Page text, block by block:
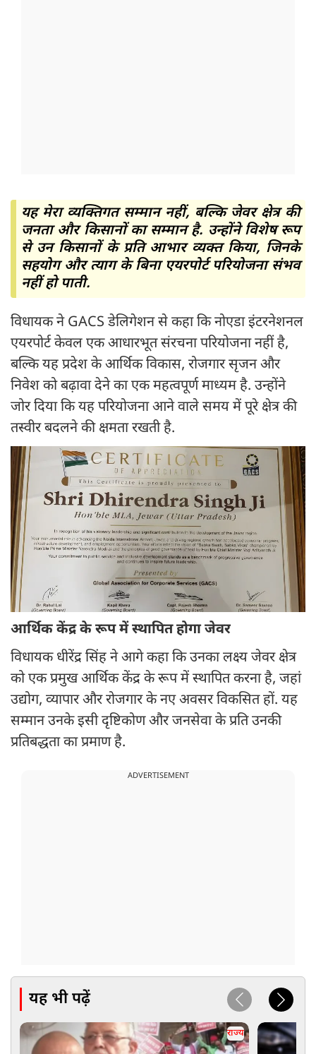
यह मेरा व्यक्तिगत सम्मान नहीं, बल्कि जेवर क्षेत्र की
जनता और किसानों का सम्मान है. उन्होंने विशेष रूप
से उन किसानों के प्रति आभार व्यक्त किया, जिनके
सहयोग और त्याग के बिना एयरपोर्ट परियोजना संभव
नहीं हो पाती.
विधायक ने GACS डेलिगेशन से कहा कि नोएडा इंटरनेशनल
एयरपोर्ट केवल एक आधारभूत संरचना परियोजना नहीं है,
बल्कि यह प्रदेश के आर्थिक विकास, रोजगार सृजन और
निवेश को बढ़ावा देने का एक महत्वपूर्ण माध्यम है. उन्होंने
जोर दिया कि यह परियोजना आने वाले समय में पूरे क्षेत्र की
तस्वीर बदलने की क्षमता रखती है.
आर्थिक केंद्र के रूप में स्थापित होगा जेवर
विधायक धीरेंद्र सिंह ने आगे कहा कि उनका लक्ष्य जेवर क्षेत्र
को एक प्रमुख आर्थिक केंद्र के रूप में स्थापित करना है, जहां
उद्योग, व्यापार और रोजगार के नए अवसर विकसित हों. यह
सम्मान उनके इसी दृष्टिकोण और जनसेवा के प्रति उनकी
प्रतिबद्धता का प्रमाण है.
ADVERTISEMENT
यह भी पढ़ें
राज्य